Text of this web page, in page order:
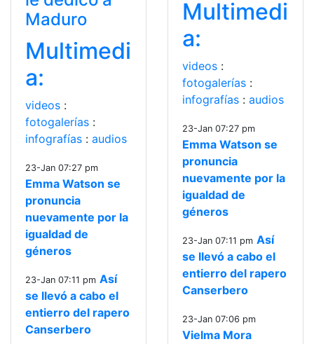
Maduro
Multimedi
a:
videos :
fotogalerías :
infografías : audios
23-Jan 07:27 pm
Emma Watson se
pronuncia
nuevamente por la
igualdad de
géneros
23-Jan 07:11 pm Así
se llevó a cabo el
entierro del rapero
Canserbero
Multimedi
a:
videos :
fotogalerías :
infografías : audios
23-Jan 07:27 pm
Emma Watson se
pronuncia
nuevamente por la
igualdad de
géneros
23-Jan 07:11 pm Así
se llevó a cabo el
entierro del rapero
Canserbero
23-Jan 07:06 pm
Vielma Mora